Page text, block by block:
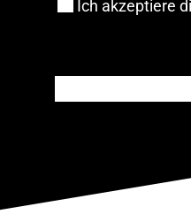
Ich akzeptiere